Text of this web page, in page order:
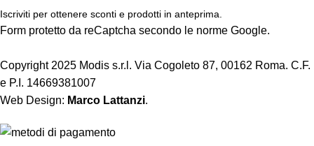
Iscriviti per ottenere sconti e prodotti in anteprima.
Form protetto da reCaptcha secondo le norme Google.
Copyright 2025 Modis s.r.l. Via Cogoleto 87, 00162 Roma. C.F.
e P.I. 14669381007
Web Design: Marco Lattanzi.